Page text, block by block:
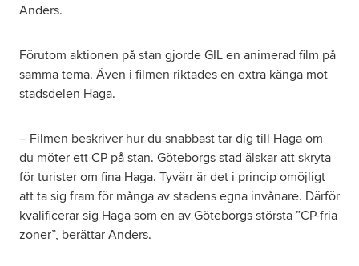
Anders.
Förutom aktionen på stan gjorde GIL en animerad film på
samma tema. Även i filmen riktades en extra känga mot
stadsdelen Haga.
– Filmen beskriver hur du snabbast tar dig till Haga om
du möter ett CP på stan. Göteborgs stad älskar att skryta
för turister om fina Haga. Tyvärr är det i princip omöjligt
att ta sig fram för många av stadens egna invånare. Därför
kvalificerar sig Haga som en av Göteborgs största ”CP-fria
zoner”, berättar Anders.